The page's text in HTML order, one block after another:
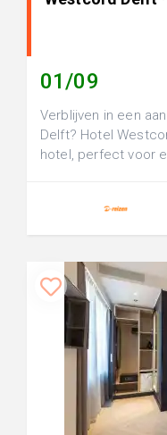
01/09
Verblijven in een
Delft? Hotel
hotel, perfect voor